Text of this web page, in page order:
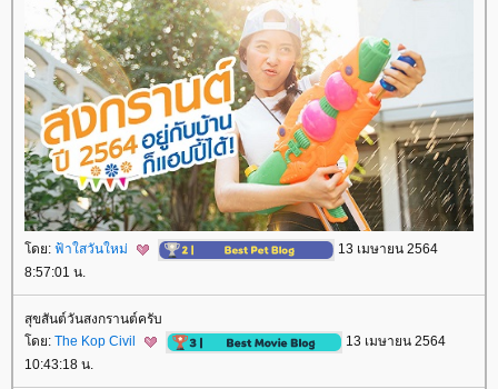
ดย: ฟ้าใสวันใหม่
13 เมษายน 2564
8:57:01 น.
สุขสันต์วันสงกรานต์ครับ
ดย: The Kop Civil
13 เมษายน 2564
10:43:18 น.